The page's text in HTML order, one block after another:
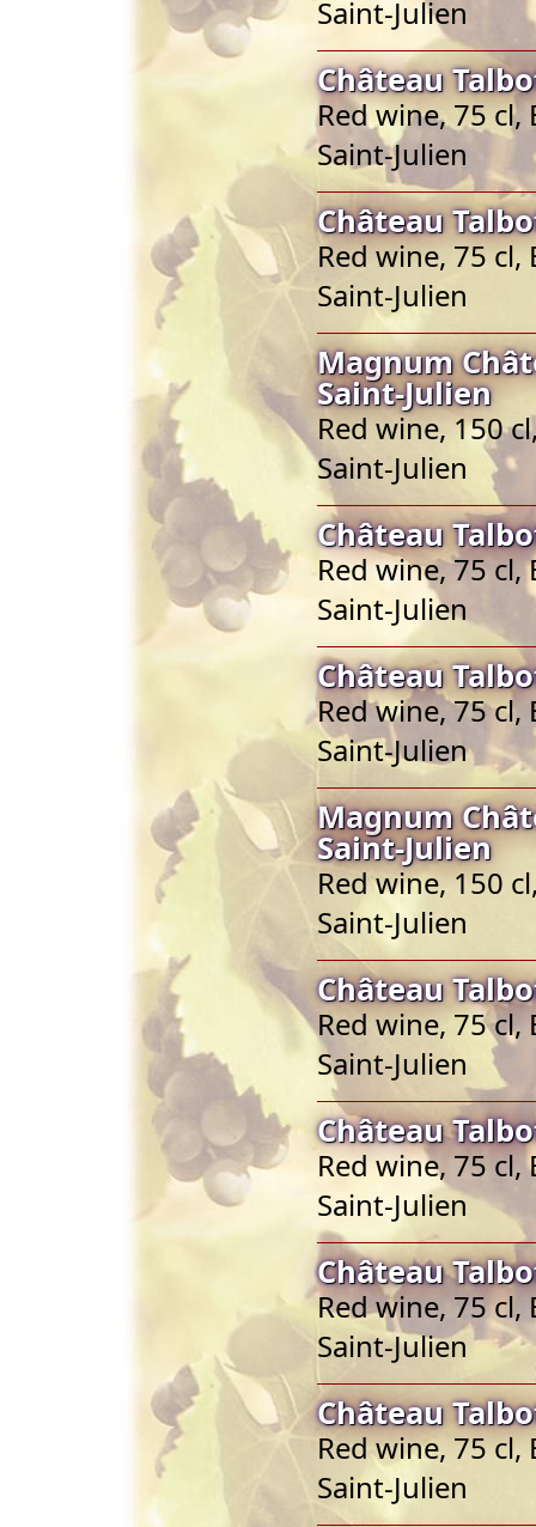
Saint-Julien
Château
Red wine, 75
Saint-Julien
Château
Red wine, 75
Saint-Julien
Magnum
Saint-Julien
Red wine, 150
Saint-Julien
Château
Red wine, 75
Saint-Julien
Château
Red wine, 75
Saint-Julien
Magnum
Saint-Julien
Red wine, 150
Saint-Julien
Château
Red wine, 75
Saint-Julien
Château
Red wine, 75
Saint-Julien
Château
Red wine, 75
Saint-Julien
Château
Red wine, 75
Saint-Julien